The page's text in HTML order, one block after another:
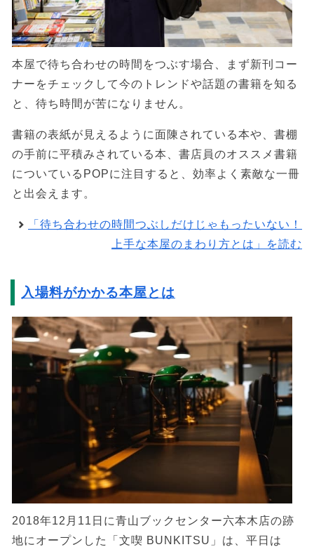
本屋で待ち合わせの時間をつぶす場合、まず新刊コー
ナーをチェックして今のトレンドや話題の書籍を知る
と、待ち時間が苦になりません。
書籍の表紙が見えるように面陳されている本や、書棚
の手前に平積みされている本、書店員のオススメ書籍
についているPOPに注目すると、効率よく素敵な一冊
と出会えます。
「待ち合わせの時間つぶしだけじゃもったいない！
上手な本屋のまわり方とは」を読む
入場料がかかる本屋とは
2018年12月11日に青山ブックセンター六本木店の跡
地にオープンした「文喫 BUNKITSU」は、平日は